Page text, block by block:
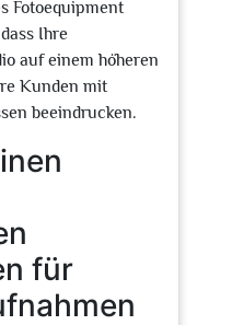
Fotoequipment
Ihre
auf einem höheren
Kunden mit
beeindrucken.
für